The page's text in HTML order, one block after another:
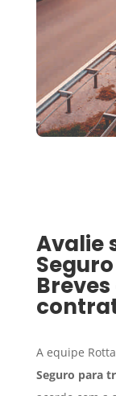
Avalie
Breves
A equipe
Seguro para